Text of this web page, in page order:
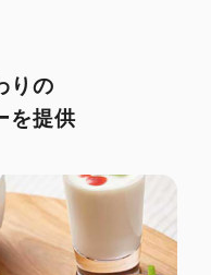
りの
を提供